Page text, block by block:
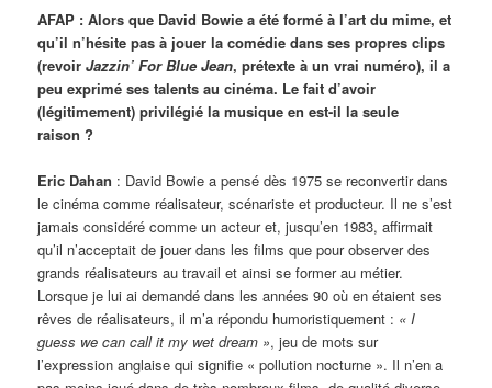
AFAP :Alors que David Bowie a été formé à l’art du mime, et
qu’il n’hésite pas à jouer la comédie dans ses propres clips
(revoirJazzin’ For Blue Jean, prétexte à un vrai numéro), il a
peu exprimé ses talents au cinéma. Le fait d’avoir
(légitimement) privilégié la musique en est-il la seule
raison ?
Eric Dahan : David Bowie a pensé dès 1975 se reconvertir dans
le cinéma comme réalisateur, scénariste et producteur. Il ne s’est
jamais considéré comme un acteur et, jusqu’en 1983, affirmait
qu’il n’acceptait de jouer dans les films que pour observer des
grands réalisateurs au travail et ainsi se former au métier.
Lorsque je lui ai demandé dans les années 90 où en étaient ses
rêves de réalisateurs, il m’a répondu humoristiquement : « I
guess we can call it my wet dream », jeu de mots sur
l’expression anglaise qui signifie « pollution nocturne ». Il n’en a